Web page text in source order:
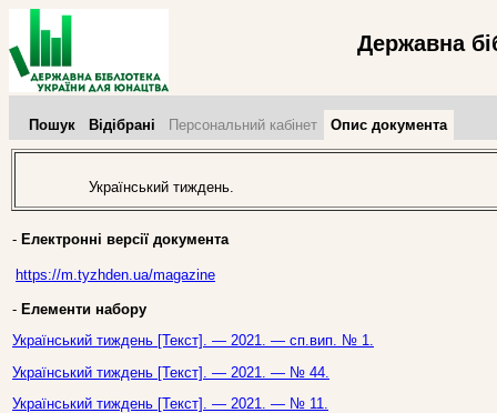
Державна
Пошук Відібрані Персональний кабінет Опис документа
Український тиждень.
- Електронні версії документа
https://m.tyzhden.ua/magazine
- Елементи набору
Український тиждень [Текст]. — 2021. — сп.вип. № 1.
Український тиждень [Текст]. — 2021. — № 44.
Український тиждень [Текст]. — 2021. — № 11.